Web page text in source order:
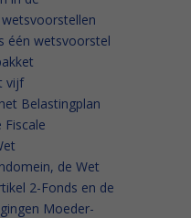
één wetsvoorstel
vijf
Belastingplan
Fiscale
de Wet
2-Fonds en de
Moeder-